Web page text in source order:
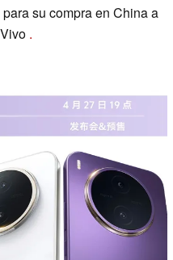
su compra en China a
.